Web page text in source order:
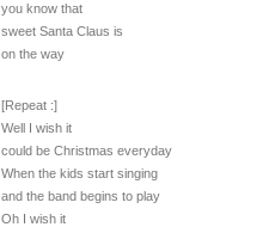
you know that
sweet Santa Claus is
on the way
[Repeat :]
Well I wish it
could be Christmas everyday
When the kids start singing
and the band begins to play
Oh I wish it